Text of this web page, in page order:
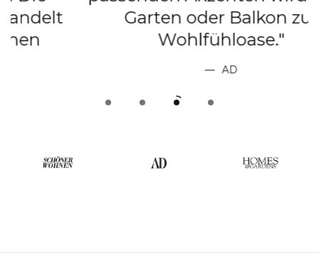
Garten oder Balkon zur
Wohlfühloase."